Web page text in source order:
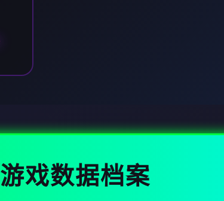
游戏数据档案